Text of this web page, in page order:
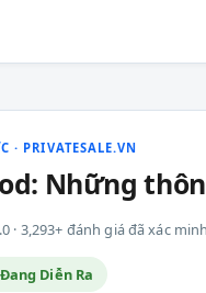
· PRIVATESALE.VN
Những
· 3,293+ đánh giá đã xác minh
Diễn Ra